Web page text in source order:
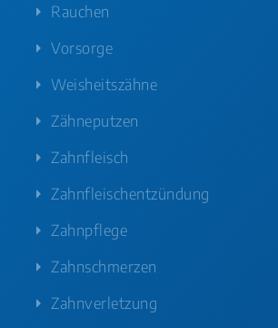
Rauchen
Vorsorge
Weisheitszähne
Zähneputzen
Zahnfleisch
Zahnfleischentzündung
Zahnpflege
Zahnschmerzen
Zahnverletzung